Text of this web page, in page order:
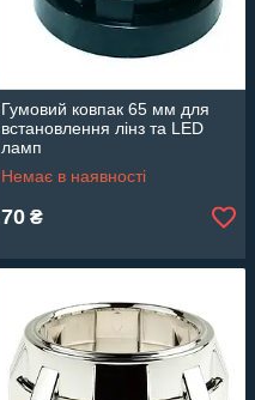
Гумовий ковпак 65 мм для
встановлення лінз та LED
ламп
Немає в наявності
70 ₴